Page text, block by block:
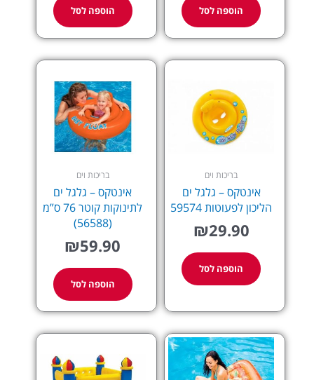
הוספה לסל הוספה לסל
בריכות וים
אינטקס – גלגל ים
הליכון לפעוטות 59574
₪29.90
הוספה לסל
בריכות וים
אינטקס – גלגל ים
לתינוקות קוטר 76 ס”מ
(56588)
₪59.90
הוספה לסל